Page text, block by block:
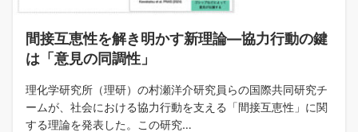
間接互恵性を解き明かす新理論―協力行動の鍵
は「意見の同調性」
理化学研究所（理研）の村瀬洋介研究員らの国際共同研究チ
ームが、社会における協力行動を支える「間接互恵性」に関
する理論を発表した。この研究…